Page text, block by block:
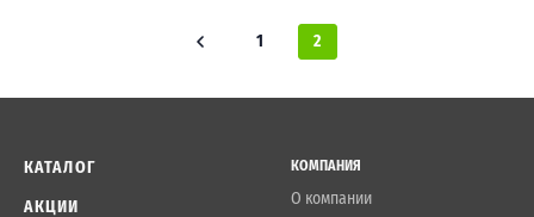
1 2
КАТАЛОГ
АКЦИИ
КОМПАНИЯ
О компании